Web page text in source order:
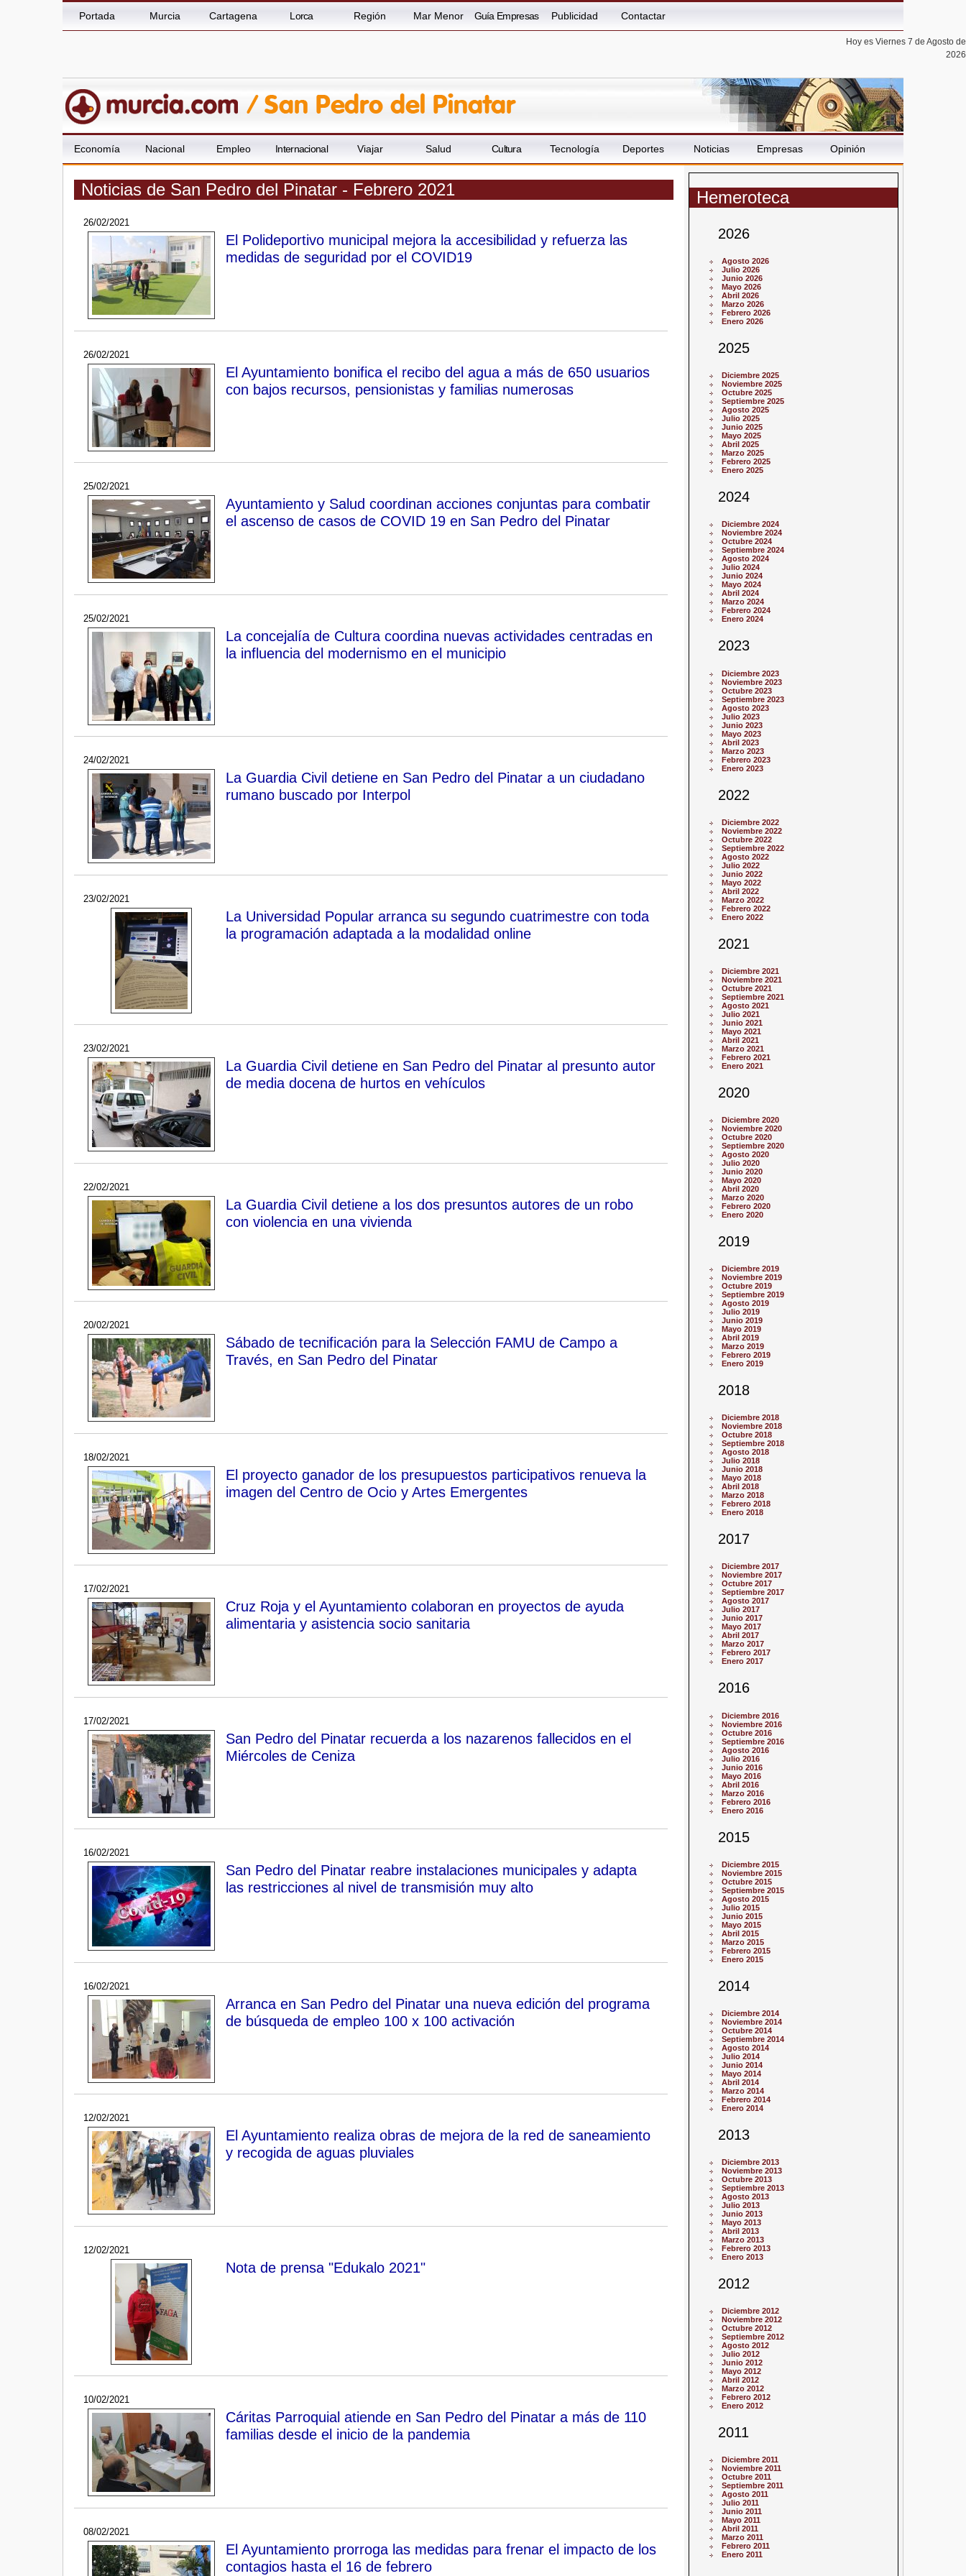
Portada Murcia Cartagena Lorca Región Mar Menor Guía Empresas Publicidad Contactar
Hoy es Viernes 7 de Agosto de
2026
Economía Nacional Empleo Internacional Viajar Salud Cultura Tecnología Deportes Noticias Empresas Opinión
Noticias de San Pedro del Pinatar - Febrero 2021
26/02/2021
El Polideportivo municipal mejora la accesibilidad y refuerza las
medidas de seguridad por el COVID19
26/02/2021
El Ayuntamiento bonifica el recibo del agua a más de 650 usuarios
con bajos recursos, pensionistas y familias numerosas
25/02/2021
Ayuntamiento y Salud coordinan acciones conjuntas para combatir
el ascenso de casos de COVID 19 en San Pedro del Pinatar
25/02/2021
La concejalía de Cultura coordina nuevas actividades centradas en
la influencia del modernismo en el municipio
24/02/2021
La Guardia Civil detiene en San Pedro del Pinatar a un ciudadano
rumano buscado por Interpol
23/02/2021
La Universidad Popular arranca su segundo cuatrimestre con toda
la programación adaptada a la modalidad online
23/02/2021
La Guardia Civil detiene en San Pedro del Pinatar al presunto autor
de media docena de hurtos en vehículos
22/02/2021
La Guardia Civil detiene a los dos presuntos autores de un robo
con violencia en una vivienda
20/02/2021
Sábado de tecnificación para la Selección FAMU de Campo a
Través, en San Pedro del Pinatar
18/02/2021
El proyecto ganador de los presupuestos participativos renueva la
imagen del Centro de Ocio y Artes Emergentes
17/02/2021
Cruz Roja y el Ayuntamiento colaboran en proyectos de ayuda
alimentaria y asistencia socio sanitaria
17/02/2021
San Pedro del Pinatar recuerda a los nazarenos fallecidos en el
Miércoles de Ceniza
16/02/2021
San Pedro del Pinatar reabre instalaciones municipales y adapta
las restricciones al nivel de transmisión muy alto
16/02/2021
Arranca en San Pedro del Pinatar una nueva edición del programa
de búsqueda de empleo 100 x 100 activación
12/02/2021
El Ayuntamiento realiza obras de mejora de la red de saneamiento
y recogida de aguas pluviales
12/02/2021
Nota de prensa "Edukalo 2021"
10/02/2021
Cáritas Parroquial atiende en San Pedro del Pinatar a más de 110
familias desde el inicio de la pandemia
08/02/2021
El Ayuntamiento prorroga las medidas para frenar el impacto de los
contagios hasta el 16 de febrero
Hemeroteca
2026
Agosto 2026
Julio 2026
Junio 2026
Mayo 2026
Abril 2026
Marzo 2026
Febrero 2026
Enero 2026
2025
Diciembre 2025
Noviembre 2025
Octubre 2025
Septiembre 2025
Agosto 2025
Julio 2025
Junio 2025
Mayo 2025
Abril 2025
Marzo 2025
Febrero 2025
Enero 2025
2024
Diciembre 2024
Noviembre 2024
Octubre 2024
Septiembre 2024
Agosto 2024
Julio 2024
Junio 2024
Mayo 2024
Abril 2024
Marzo 2024
Febrero 2024
Enero 2024
2023
Diciembre 2023
Noviembre 2023
Octubre 2023
Septiembre 2023
Agosto 2023
Julio 2023
Junio 2023
Mayo 2023
Abril 2023
Marzo 2023
Febrero 2023
Enero 2023
2022
Diciembre 2022
Noviembre 2022
Octubre 2022
Septiembre 2022
Agosto 2022
Julio 2022
Junio 2022
Mayo 2022
Abril 2022
Marzo 2022
Febrero 2022
Enero 2022
2021
Diciembre 2021
Noviembre 2021
Octubre 2021
Septiembre 2021
Agosto 2021
Julio 2021
Junio 2021
Mayo 2021
Abril 2021
Marzo 2021
Febrero 2021
Enero 2021
2020
Diciembre 2020
Noviembre 2020
Octubre 2020
Septiembre 2020
Agosto 2020
Julio 2020
Junio 2020
Mayo 2020
Abril 2020
Marzo 2020
Febrero 2020
Enero 2020
2019
Diciembre 2019
Noviembre 2019
Octubre 2019
Septiembre 2019
Agosto 2019
Julio 2019
Junio 2019
Mayo 2019
Abril 2019
Marzo 2019
Febrero 2019
Enero 2019
2018
Diciembre 2018
Noviembre 2018
Octubre 2018
Septiembre 2018
Agosto 2018
Julio 2018
Junio 2018
Mayo 2018
Abril 2018
Marzo 2018
Febrero 2018
Enero 2018
2017
Diciembre 2017
Noviembre 2017
Octubre 2017
Septiembre 2017
Agosto 2017
Julio 2017
Junio 2017
Mayo 2017
Abril 2017
Marzo 2017
Febrero 2017
Enero 2017
2016
Diciembre 2016
Noviembre 2016
Octubre 2016
Septiembre 2016
Agosto 2016
Julio 2016
Junio 2016
Mayo 2016
Abril 2016
Marzo 2016
Febrero 2016
Enero 2016
2015
Diciembre 2015
Noviembre 2015
Octubre 2015
Septiembre 2015
Agosto 2015
Julio 2015
Junio 2015
Mayo 2015
Abril 2015
Marzo 2015
Febrero 2015
Enero 2015
2014
Diciembre 2014
Noviembre 2014
Octubre 2014
Septiembre 2014
Agosto 2014
Julio 2014
Junio 2014
Mayo 2014
Abril 2014
Marzo 2014
Febrero 2014
Enero 2014
2013
Diciembre 2013
Noviembre 2013
Octubre 2013
Septiembre 2013
Agosto 2013
Julio 2013
Junio 2013
Mayo 2013
Abril 2013
Marzo 2013
Febrero 2013
Enero 2013
2012
Diciembre 2012
Noviembre 2012
Octubre 2012
Septiembre 2012
Agosto 2012
Julio 2012
Junio 2012
Mayo 2012
Abril 2012
Marzo 2012
Febrero 2012
Enero 2012
2011
Diciembre 2011
Noviembre 2011
Octubre 2011
Septiembre 2011
Agosto 2011
Julio 2011
Junio 2011
Mayo 2011
Abril 2011
Marzo 2011
Febrero 2011
Enero 2011